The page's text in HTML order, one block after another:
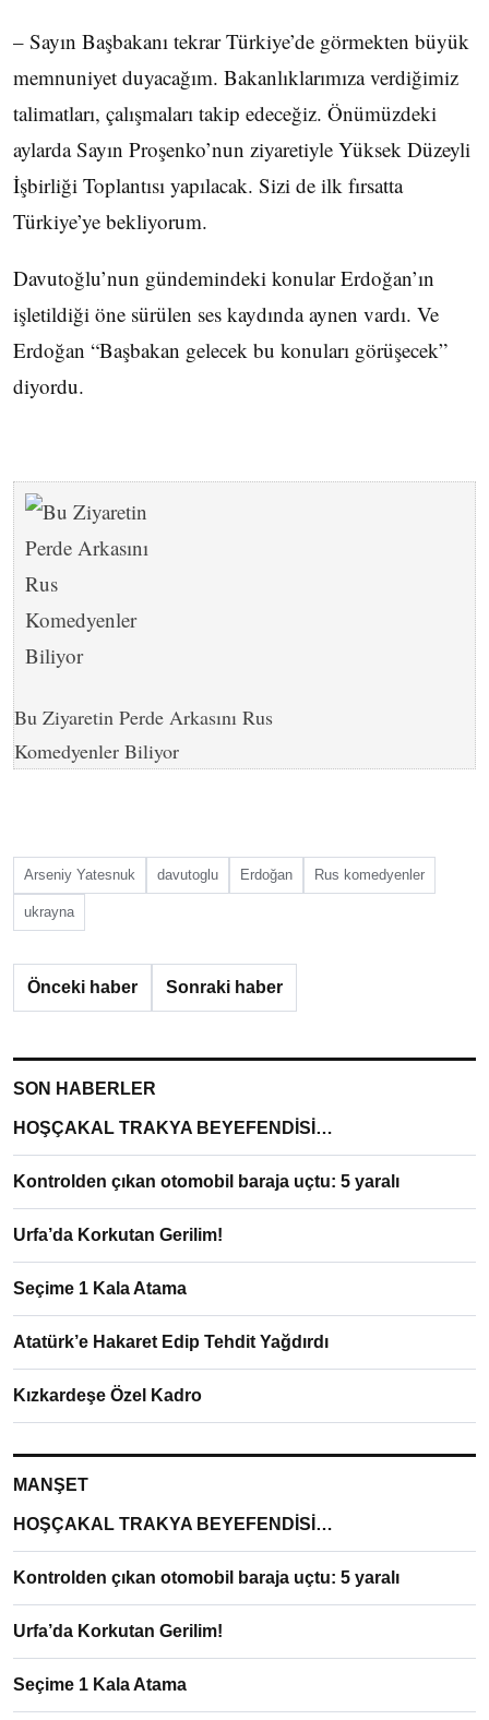
– Sayın Başbakanı tekrar Türkiye’de görmekten büyük
memnuniyet duyacağım. Bakanlıklarımıza verdiğimiz
talimatları, çalışmaları takip edeceğiz. Önümüzdeki
aylarda Sayın Proşenko’nun ziyaretiyle Yüksek Düzeyli
İşbirliği Toplantısı yapılacak. Sizi de ilk fırsatta
Türkiye’ye bekliyorum.
Davutoğlu’nun gündemindeki konular Erdoğan’ın
işletildiği öne sürülen ses kaydında aynen vardı. Ve
Erdoğan “Başbakan gelecek bu konuları görüşecek”
diyordu.
Bu Ziyaretin Perde Arkasını Rus
Komedyenler Biliyor
Arseniy Yatesnuk davutoglu Erdoğan Rus komedyenler
ukrayna
Önceki haber Sonraki haber
SON HABERLER
HOŞÇAKAL TRAKYA BEYEFENDİSİ…
Kontrolden çıkan otomobil baraja uçtu: 5 yaralı
Urfa’da Korkutan Gerilim!
Seçime 1 Kala Atama
Atatürk’e Hakaret Edip Tehdit Yağdırdı
Kızkardeşe Özel Kadro
MANŞET
HOŞÇAKAL TRAKYA BEYEFENDİSİ…
Kontrolden çıkan otomobil baraja uçtu: 5 yaralı
Urfa’da Korkutan Gerilim!
Seçime 1 Kala Atama